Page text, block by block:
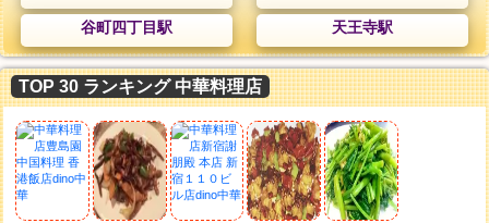
谷町四丁目駅 天王寺駅
TOP 30 ランキング 中華料理店